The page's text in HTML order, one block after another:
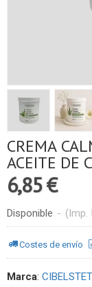
CREMA CALMANTE DE MASAJE CON
ACEITE DE
6,85 €
Disponible - (Imp.
Costes de envío
Marca: